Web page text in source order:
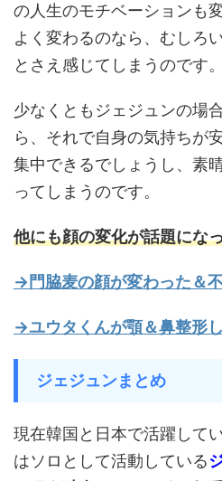
の人生のモチベーションも
よく変わるのなら、むしろ
とさえ感じてしまうのです。
少なくともジェジュンの場
ら、それで自身の気持ちが
集中できるでしょうし、素
ってしまうのです。
他にも顔の変化が話題にな
→門脇麦の顔が変わった＆
→ユウタくんが顎＆鼻整形
ジェジュンまとめ
現在韓国と日本で活躍してい
はソロとして活動している